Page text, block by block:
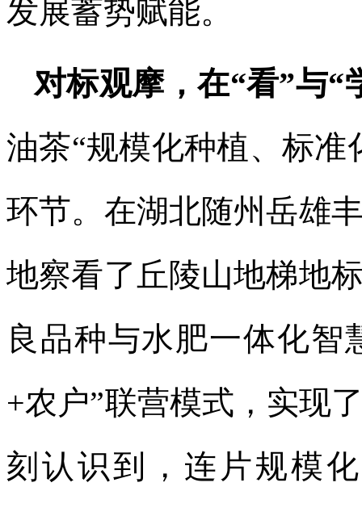
发展蓄势赋能。
对标观摩，在“看”与“
油茶“规模化种植、标
环节。在湖北随州岳雄
地察看了丘陵山地梯地
良品种与水肥一体化智
+农户”联营模式，实现
刻认识到，连片规模